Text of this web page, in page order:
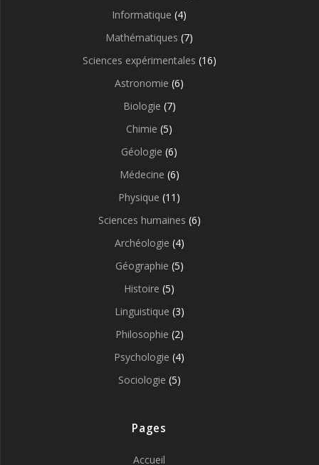
Informatique (4)
Mathématiques (7)
Sciences expérimentales (16)
Astronomie (6)
Biologie (7)
Chimie (5)
Géologie (6)
Médecine (6)
Physique (11)
Sciences humaines (6)
Archéologie (4)
Géographie (5)
Histoire (5)
Linguistique (3)
Philosophie (2)
Psychologie (4)
Sociologie (5)
Pages
Accueil